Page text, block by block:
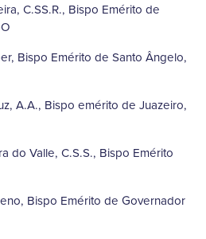
C.SS.R., Bispo Emérito de
Bispo Emérito de Santo Ângelo,
A.A., Bispo emérito de Juazeiro,
do Valle, C.S.S., Bispo Emérito
Bispo Emérito de Governador